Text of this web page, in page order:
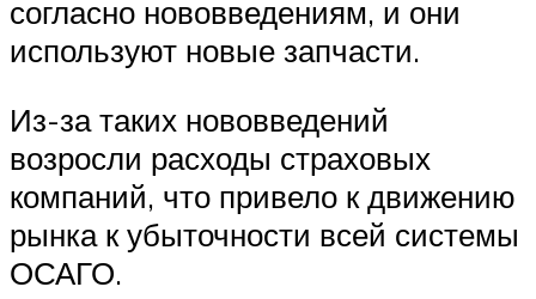
согласно нововведениям, и они
используют новые запчасти.
Из-за таких нововведений
возросли расходы страховых
компаний, что привело к движению
рынка к убыточности всей системы
ОСАГО.